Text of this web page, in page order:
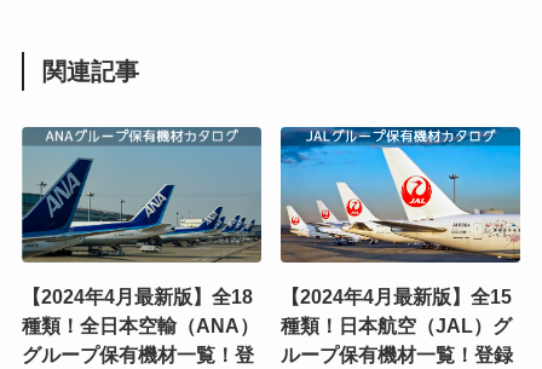
関連記事
【2024年4月最新版】全18
種類！全日本空輸（ANA）
グループ保有機材一覧！登
【2024年4月最新版】全15
種類！日本航空（JAL）グ
ループ保有機材一覧！登録